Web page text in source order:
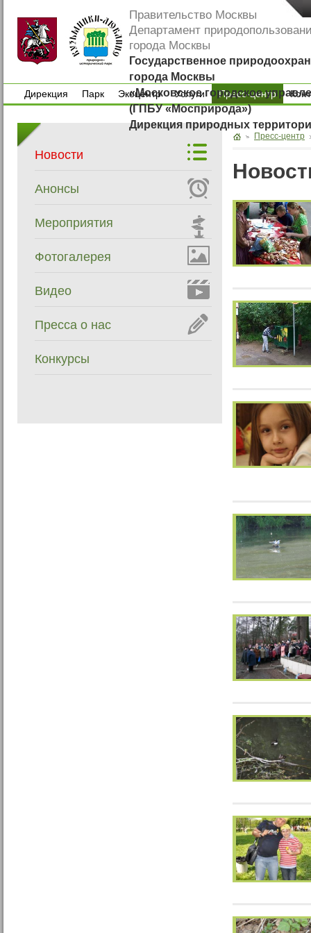
Правительство Москвы
Департамент
города Москвы
Государственное
города Москвы
«Московское городское
(ГПБУ «Мосприрода»)
Дирекция природных
Дирекция
Парк
Экоцентр
Экоцентр
Услуги
Услуги
Пресс-центр
Новости
Анонсы
Мероприятия
Фотогалерея
Видео
Пресса о нас
Конкурсы
Пресс-центр